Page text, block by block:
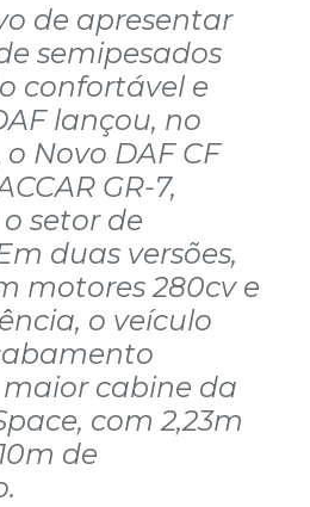
de apresentar
semipesados
confortável e
lançou, no
Novo DAF CF
GR-7,
setor de
duas versões,
motores 280cv e
o veículo
cabine da
com 2,23m
de